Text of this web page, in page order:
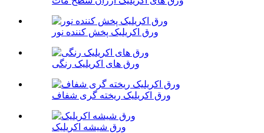
ورق اکریلیک پخش کننده نور
ورق های اکریلیک رنگی
ورق اکریلیک ریخته گری شفاف
ورق شیشه اکریلیک